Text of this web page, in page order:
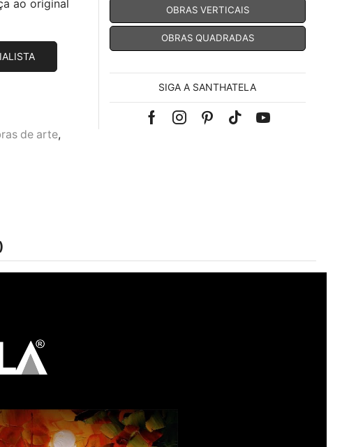
ao original
de arte,
OBRAS VERTICAIS
OBRAS QUADRADAS
SIGA A SANTHATELA
FacebookInstagramPinterest
Tik-Youtube